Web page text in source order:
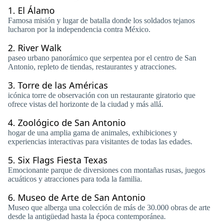
1. El Álamo
Famosa misión y lugar de batalla donde los soldados tejanos
lucharon por la independencia contra México.
2. River Walk
paseo urbano panorámico que serpentea por el centro de San
Antonio, repleto de tiendas, restaurantes y atracciones.
3. Torre de las Américas
icónica torre de observación con un restaurante giratorio que
ofrece vistas del horizonte de la ciudad y más allá.
4. Zoológico de San Antonio
hogar de una amplia gama de animales, exhibiciones y
experiencias interactivas para visitantes de todas las edades.
5. Six Flags Fiesta Texas
Emocionante parque de diversiones con montañas rusas, juegos
acuáticos y atracciones para toda la familia.
6. Museo de Arte de San Antonio
Museo que alberga una colección de más de 30.000 obras de arte
desde la antigüedad hasta la época contemporánea.